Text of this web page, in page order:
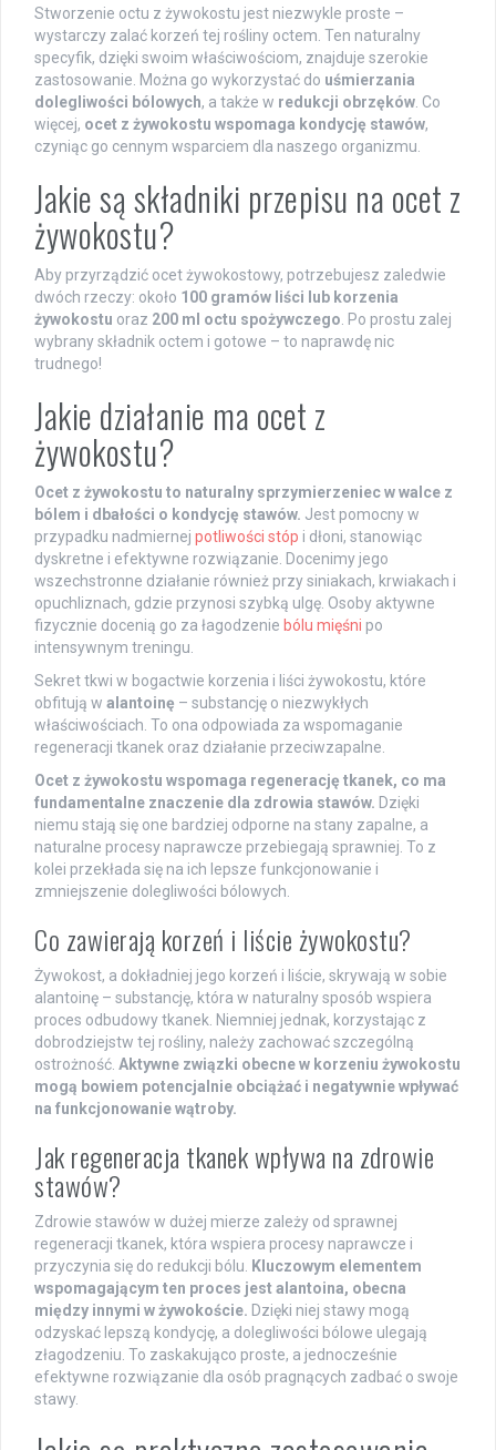
Stworzenie octu z żywokostu jest niezwykle proste –
wystarczy zalać korzeń tej rośliny octem. Ten naturalny
specyfik, dzięki swoim właściwościom, znajduje szerokie
zastosowanie. Można go wykorzystać do uśmierzania
dolegliwości bólowych, a także w redukcji obrzęków. Co
więcej, ocet z żywokostu wspomaga kondycję stawów,
czyniąc go cennym wsparciem dla naszego organizmu.
Jakie są składniki przepisu na ocet z
żywokostu?
Aby przyrządzić ocet żywokostowy, potrzebujesz zaledwie
dwóch rzeczy: około 100 gramów liści lub korzenia
żywokostu oraz 200 ml octu spożywczego. Po prostu zalej
wybrany składnik octem i gotowe – to naprawdę nic
trudnego!
Jakie działanie ma ocet z
żywokostu?
Ocet z żywokostu to naturalny sprzymierzeniec w walce z
bólem i dbałości o kondycję stawów. Jest pomocny w
przypadku nadmiernej potliwości stóp i dłoni, stanowiąc
dyskretne i efektywne rozwiązanie. Docenimy jego
wszechstronne działanie również przy siniakach, krwiakach i
opuchliznach, gdzie przynosi szybką ulgę. Osoby aktywne
fizycznie docenią go za łagodzenie bólu mięśni po
intensywnym treningu.
Sekret tkwi w bogactwie korzenia i liści żywokostu, które
obfitują w alantoinę – substancję o niezwykłych
właściwościach. To ona odpowiada za wspomaganie
regeneracji tkanek oraz działanie przeciwzapalne.
Ocet z żywokostu wspomaga regenerację tkanek, co ma
fundamentalne znaczenie dla zdrowia stawów. Dzięki
niemu stają się one bardziej odporne na stany zapalne, a
naturalne procesy naprawcze przebiegają sprawniej. To z
kolei przekłada się na ich lepsze funkcjonowanie i
zmniejszenie dolegliwości bólowych.
Co zawierają korzeń i liście żywokostu?
Żywokost, a dokładniej jego korzeń i liście, skrywają w sobie
alantoinę – substancję, która w naturalny sposób wspiera
proces odbudowy tkanek. Niemniej jednak, korzystając z
dobrodziejstw tej rośliny, należy zachować szczególną
ostrożność. Aktywne związki obecne w korzeniu żywokostu
mogą bowiem potencjalnie obciążać i negatywnie wpływać
na funkcjonowanie wątroby.
Jak regeneracja tkanek wpływa na zdrowie
stawów?
Zdrowie stawów w dużej mierze zależy od sprawnej
regeneracji tkanek, która wspiera procesy naprawcze i
przyczynia się do redukcji bólu. Kluczowym elementem
wspomagającym ten proces jest alantoina, obecna
między innymi w żywokoście. Dzięki niej stawy mogą
odzyskać lepszą kondycję, a dolegliwości bólowe ulegają
złagodzeniu. To zaskakująco proste, a jednocześnie
efektywne rozwiązanie dla osób pragnących zadbać o swoje
stawy.